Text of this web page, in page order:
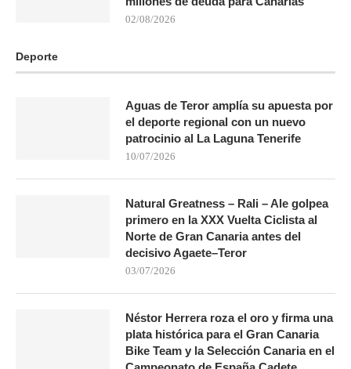
02/08/2026
Deporte
Aguas de Teror amplía su apuesta por
el deporte regional con un nuevo
patrocinio al La Laguna Tenerife
10/07/2026
Natural Greatness – Rali – Ale golpea
primero en la XXX Vuelta Ciclista al
Norte de Gran Canaria antes del
decisivo Agaete–Teror
03/07/2026
Néstor Herrera roza el oro y firma una
plata histórica para el Gran Canaria
Bike Team y la Selección Canaria en el